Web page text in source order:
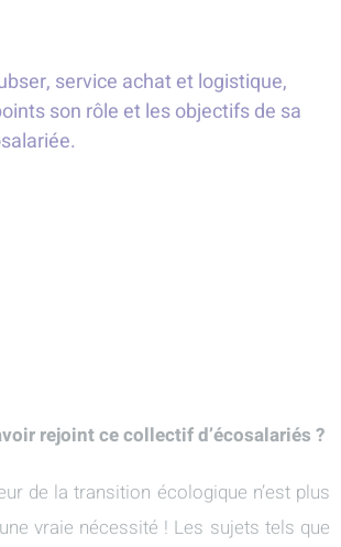
service achat et logistique,
son rôle et les objectifs de sa
rejoint ce collectif d’écosalariés ?
de la transition écologique n’est plus
vraie nécessité ! Les sujets tels que